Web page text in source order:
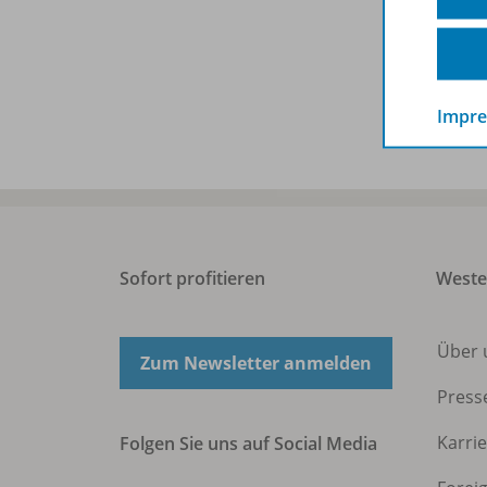
Sofort profitieren
Zum Newsletter anmelden
Folgen Sie uns auf Social Media
Über